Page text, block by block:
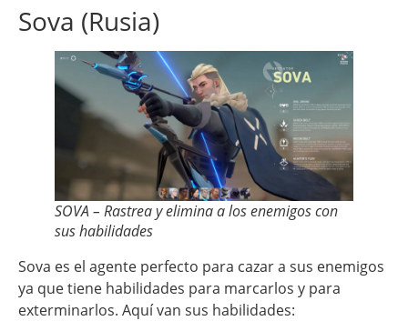
Sova (Rusia)
SOVA – Rastrea y elimina a los enemigos con
sus habilidades
Sova es el agente perfecto para cazar a sus enemigos
ya que tiene habilidades para marcarlos y para
exterminarlos. Aquí van sus habilidades: